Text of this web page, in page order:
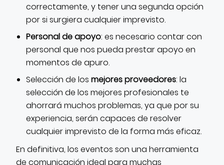
correctamente, y tener una segunda opción
por si surgiera cualquier imprevisto.
Personal de apoyo: es necesario contar con
personal que nos pueda prestar apoyo en
momentos de apuro.
Selección de los mejores proveedores: la
selección de los mejores profesionales te
ahorrará muchos problemas, ya que por su
experiencia, serán capaces de resolver
cualquier imprevisto de la forma más eficaz.
En definitiva, los eventos son una herramienta
de comunicación ideal para muchas